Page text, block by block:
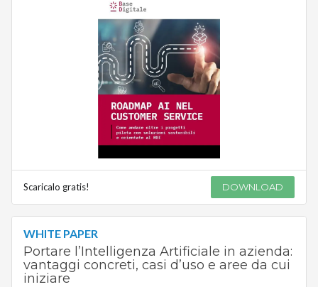
Scaricalo gratis! DOWNLOAD
WHITE PAPER
Portare l’Intelligenza Artificiale in azienda:
vantaggi concreti, casi d’uso e aree da cui
iniziare